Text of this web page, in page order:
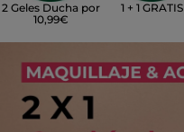
2 Geles Ducha por
10,99€
1 + 1 GRATIS